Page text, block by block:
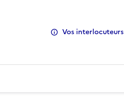
Vos interlocuteurs